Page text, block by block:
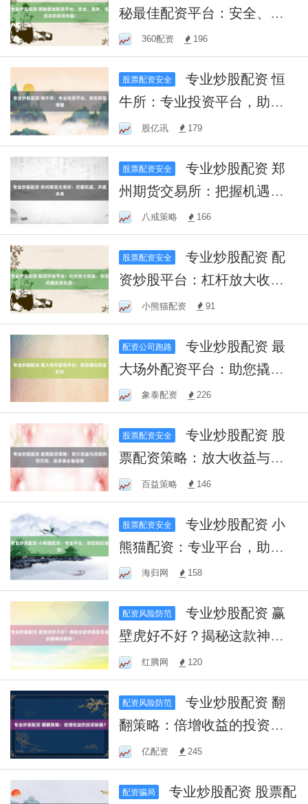
秘最佳配资平台：安全、高
效、低成本的投资利器！
360配资 196
股票配资安全
专业炒股配资 恒
牛所：专业投资平台，助您
财富增值
股亿讯 179
股票配资安全
专业炒股配资 郑
州期货交易所：把握机遇，
共赢未来
八戒策略 166
股票配资安全
专业炒股配资 配
资炒股平台：杠杆放大收
益，助您把握投资机遇！
小熊猫配资 91
配资公司跑路
专业炒股配资 最
大场外配资平台：助您撬动
财富杠杆
象泰配资 226
股票配资安全
专业炒股配资 股
票配资策略：放大收益与风
险的双刃剑，投资者必备指
南
百益策略 146
股票配资安全
专业炒股配资 小
熊猫配资：专业平台，助您
轻松投资！
海归网 158
配资风险防范
专业炒股配资 赢
壁虎好不好？揭秘这款神器
是否真的值得你拥有！
红腾网 120
配资风险防范
专业炒股配资 翻
翻策略：倍增收益的投资秘
籍？亿配资 245
配资骗局
专业炒股配资 股票配